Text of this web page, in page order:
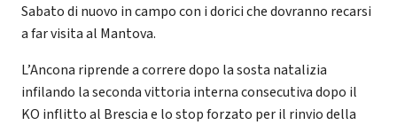
Sabato di nuovo in campo con i dorici che dovranno recarsi
a far visita al Mantova.
L’Ancona riprende a correre dopo la sosta natalizia
infilando la seconda vittoria interna consecutiva dopo il
KO inflitto al Brescia e lo stop forzato per il rinvio della